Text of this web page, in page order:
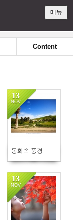
메뉴
Content
동화속 풍경
13
NOV
556
13
NOV
601